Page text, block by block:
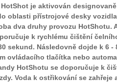
je aktivován
oblasti přístrojové desky
dva druhy provozu HotShotu.
k rychlému čištění
sekund. Následovně dojde k 6
ovládacího tlačítka nebo
HotShotu se doporučuje k
Voda k ostřikování se zahřeje